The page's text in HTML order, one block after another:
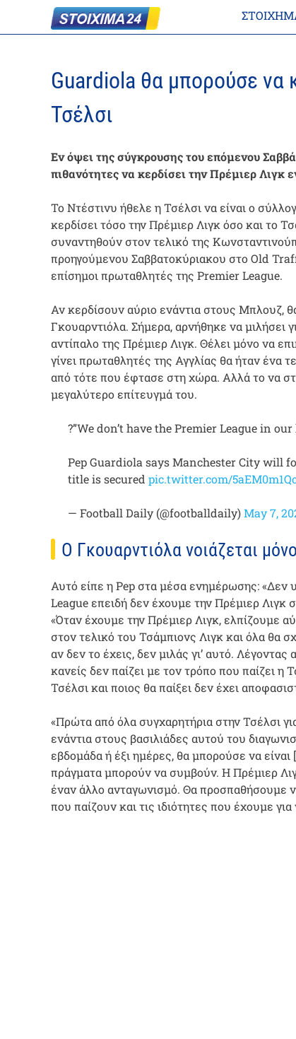
Guardiola θα μπορούσε να
Τσέλσι
Εν όψει της σύγκρουσης του επόμενου
πιθανότητες να κερδίσει την Πρέμιερ Λιγκ
Το Ντέστινυ ήθελε η Τσέλσι να είναι ο
κερδίσει τόσο την Πρέμιερ Λιγκ όσο και το
συναντηθούν στον τελικό της
προηγούμενου Σαββατοκύριακου στο Old
επίσημοι πρωταθλητές της Premier League.
Αν κερδίσουν αύριο ενάντια στους Μπλουζ,
Γκουαρντιόλα. Σήμερα, αρνήθηκε να μιλήσει
αντίπαλο της Πρέμιερ Λιγκ. Θέλει μόνο να
γίνει πρωταθλητές της Αγγλίας θα ήταν ένα
από τότε που έφτασε στη χώρα. Αλλά το να
μεγαλύτερο επίτευγμά του.
?”We don’t have the Premier League in our
Pep Guardiola says Manchester City will
title is secured pic.twitter.com/
— Football Daily (@footballdaily)May 7,
Ο Γκουαρντιόλα νοιάζεται
Αυτό είπε η Pep στα μέσα ενημέρωσης: «Δεν
League επειδή δεν έχουμε την Πρέμιερ
«Όταν έχουμε την Πρέμιερ Λιγκ, ελπίζουμε
στον τελικό του Τσάμπιονς Λιγκ και όλα θα
αν δεν το έχεις, δεν μιλάς γι’ αυτό.
κανείς δεν παίζει με τον τρόπο που παίζει η
Τσέλσι και ποιος θα παίξει δεν έχει
«Πρώτα από όλα συγχαρητήρια στην Τσέλσι
ενάντια στους βασιλιάδες αυτού του
εβδομάδα ή έξι ημέρες, θα μπορούσε να
πράγματα μπορούν να συμβούν. Η Πρέμιερ
έναν άλλο ανταγωνισμό. Θα προσπαθήσουμε
που παίζουν και τις ιδιότητες που έχουμε